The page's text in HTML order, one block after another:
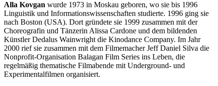
Alla Kovgan wurde 1973 in Moskau geboren, wo sie bis 1996
Linguistik und Informationswissenschaften studierte. 1996 ging sie
nach Boston (USA). Dort gründete sie 1999 zusammen mit der
Choreografin und Tänzerin Alissa Cardone und dem bildenden
Künstler Dedalus Wainwright die Kinodance Company. Im Jahr
2000 rief sie zusammen mit dem Filmemacher Jeff Daniel Silva die
Nonprofit-Organisation Balagan Film Series ins Leben, die
regelmäßig thematische Filmabende mit Underground- und
Experimentalfilmen organisiert.